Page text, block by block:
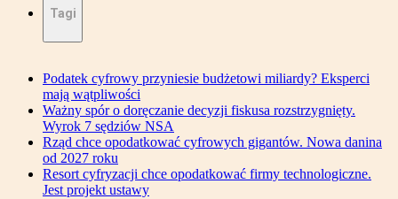
Tagi
Podatek cyfrowy przyniesie budżetowi miliardy? Eksperci
mają wątpliwości
Ważny spór o doręczanie decyzji fiskusa rozstrzygnięty.
Wyrok 7 sędziów NSA
Rząd chce opodatkować cyfrowych gigantów. Nowa danina
od 2027 roku
Resort cyfryzacji chce opodatkować firmy technologiczne.
Jest projekt ustawy